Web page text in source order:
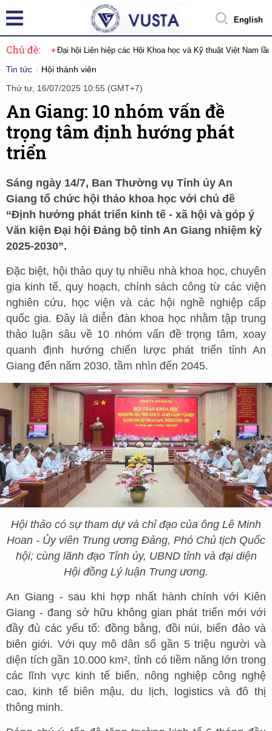
English
Chủ đề: Đại hội Liên hiệp các Hội Khoa học và Kỹ thuật Việt Nam
Tin tức
Hội thành viên
Thứ tư, 16/07/2025 10:55 (GMT+7)
An Giang: 10 nhóm vấn đề
trọng tâm định hướng phát
triển
Sáng ngày 14/7, Ban Thường vụ Tỉnh ủy An
Giang tổ chức hội thảo khoa học với chủ đề
“Định hướng phát triển kinh tế - xã hội và góp ý
Văn kiện Đại hội Đảng bộ tỉnh An Giang nhiệm kỳ
2025-2030”.
Đặc biệt, hội thảo quy tụ nhiều nhà khoa học, chuyên
gia kinh tế, quy hoạch, chính sách công từ các viện
nghiên cứu, học viện và các hội nghề nghiệp cấp
quốc gia. Đây là diễn đàn khoa học nhằm tập trung
thảo luận sâu về 10 nhóm vấn đề trọng tâm, xoay
quanh định hướng chiến lược phát triển tỉnh An
Giang đến năm 2030, tầm nhìn đến 2045.
Hội thảo có sự tham dự và chỉ đạo của ông Lê Minh
Hoan - Ủy viên Trung ương Đảng, Phó Chủ tịch Quốc
hội; cùng lãnh đạo Tỉnh ủy, UBND tỉnh và đại diện
Hội đồng Lý luận Trung ương.
An Giang - sau khi hợp nhất hành chính với Kiên
Giang - đang sở hữu không gian phát triển mới với
đầy đủ các yếu tố: đồng bằng, đồi núi, biển đảo và
biên giới. Với quy mô dân số gần 5 triệu người và
diện tích gần 10.000 km², tỉnh có tiềm năng lớn trong
các lĩnh vực kinh tế biển, nông nghiệp công nghệ
cao, kinh tế biên mậu, du lịch, logistics và đô thị
thông minh.